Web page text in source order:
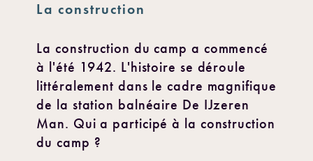
La construction
La construction du camp a commencé
à l'été 1942. L'histoire se déroule
littéralement dans le cadre magnifique
de la station balnéaire De IJzeren
Man. Qui a participé à la construction
du camp ?